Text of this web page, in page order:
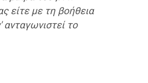
είτε με τη βοήθεια
το